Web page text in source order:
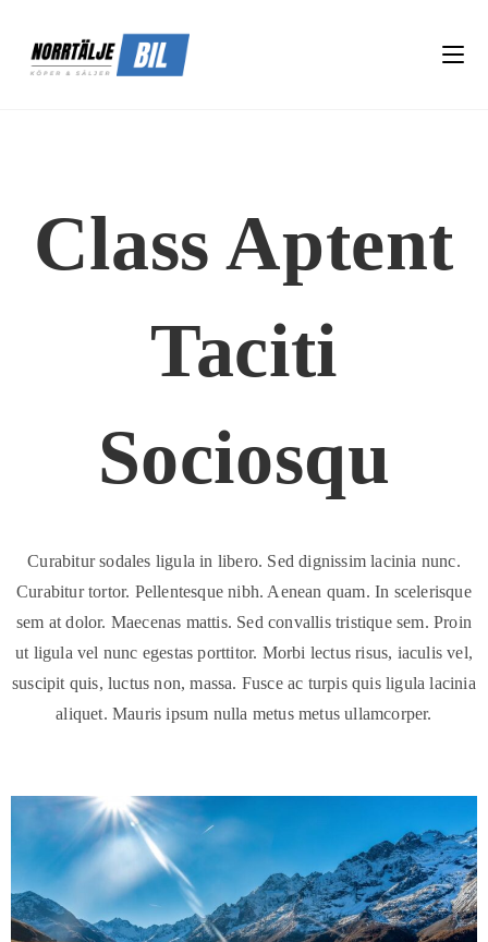
Class Aptent
Taciti
Sociosqu
Curabitur sodales ligula in libero. Sed dignissim lacinia nunc.
Curabitur tortor. Pellentesque nibh. Aenean quam. In scelerisque
sem at dolor. Maecenas mattis. Sed convallis tristique sem. Proin
ut ligula vel nunc egestas porttitor. Morbi lectus risus, iaculis vel,
suscipit quis, luctus non, massa. Fusce ac turpis quis ligula lacinia
aliquet. Mauris ipsum nulla metus metus ullamcorper.